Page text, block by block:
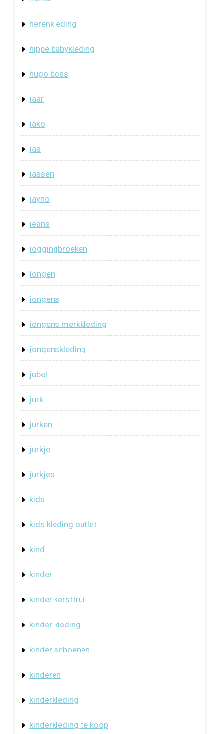
herenkleding
hippe babykleding
hugo boss
jaar
jako
jas
jassen
jayno
jeans
joggingbroeken
jongen
jongens
jongens merkkleding
jongenskleding
jubel
jurk
jurken
jurkje
jurkjes
kids
kids kleding outlet
kind
kinder
kinder kersttrui
kinder kleding
kinder schoenen
kinderen
kinderkleding
kinderkleding te koop